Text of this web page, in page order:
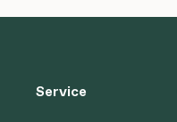
Service